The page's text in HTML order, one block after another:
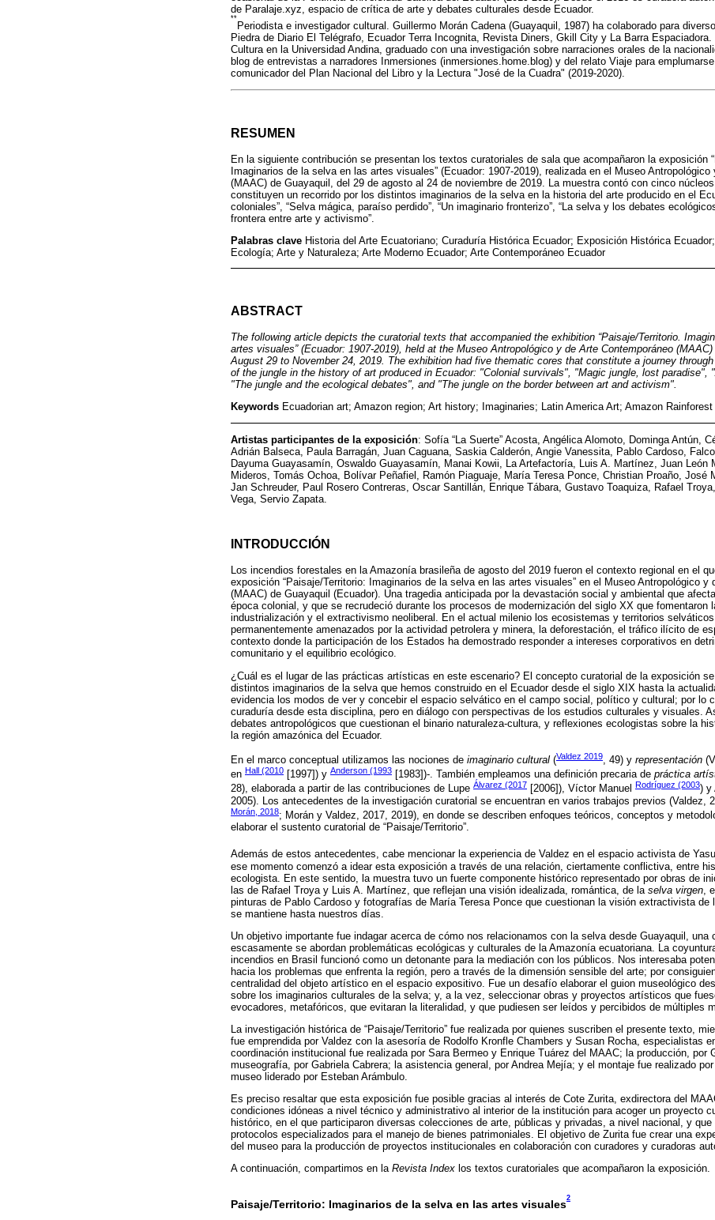
de Paralaje.xyz, espacio de crítica de arte y debates culturales desde Ecuador.
**
Periodista e investigador cultural. Guillermo Morán Cadena (Guayaquil, 1987) ha colaborado para
Piedra de Diario El Telégrafo, Ecuador Terra Incognita, Revista Diners, Gkill City y La Barra
Cultura en la Universidad Andina, graduado con una investigación sobre narraciones orales de la
blog de entrevistas a narradores Inmersiones (inmersiones.home.blog) y del relato Viaje para
comunicador del Plan Nacional del Libro y la Lectura "José de la Cuadra" (2019-2020).
RESUMEN
En la siguiente contribución se presentan los textos curatoriales de sala que acompañaron la exposición
Imaginarios de la selva en las artes visuales” (Ecuador: 1907-2019), realizada en el Museo Antropológico
(MAAC) de Guayaquil, del 29 de agosto al 24 de noviembre de 2019. La muestra contó con cinco
constituyen un recorrido por los distintos imaginarios de la selva en la historia del arte producido en el
coloniales”, “Selva mágica, paraíso perdido”, “Un imaginario fronterizo”, “La selva y los debates
frontera entre arte y activismo”.
Palabras clave Historia del Arte Ecuatoriano; Curaduría Histórica Ecuador; Exposición Histórica
Ecología; Arte y Naturaleza; Arte Moderno Ecuador; Arte Contemporáneo Ecuador
ABSTRACT
The following article depicts the curatorial texts that accompanied the exhibition “Paisaje/Territorio.
artes visuales” (Ecuador: 1907-2019), held at the Museo Antropológico y de Arte Contemporáneo
August 29 to November 24, 2019. The exhibition had five thematic cores that constitute a journey
of the jungle in the history of art produced in Ecuador: "Colonial survivals", "Magic jungle, lost paradise",
"The jungle and the ecological debates", and "The jungle on the border between art and activism".
Keywords Ecuadorian art; Amazon region; Art history; Imaginaries; Latin America Art; Amazon Rainforest
Artistas participantes de la exposición: Sofía “La Suerte” Acosta, Angélica Alomoto, Dominga Antún,
Adrián Balseca, Paula Barragán, Juan Caguana, Saskia Calderón, Angie Vanessita, Pablo Cardoso,
Dayuma Guayasamín, Oswaldo Guayasamín, Manai Kowii, La Artefactoría, Luis A. Martínez, Juan León
Mideros, Tomás Ochoa, Bolívar Peñafiel, Ramón Piaguaje, María Teresa Ponce, Christian Proaño, José
Jan Schreuder, Paul Rosero Contreras, Oscar Santillán, Enrique Tábara, Gustavo Toaquiza, Rafael
Vega, Servio Zapata.
INTRODUCCIÓN
Los incendios forestales en la Amazonía brasileña de agosto del 2019 fueron el contexto regional en el
exposición “Paisaje/Territorio: Imaginarios de la selva en las artes visuales” en el Museo Antropológico y
(MAAC) de Guayaquil (Ecuador). Una tragedia anticipada por la devastación social y ambiental que
época colonial, y que se recrudeció durante los procesos de modernización del siglo XX que fomentaron
industrialización y el extractivismo neoliberal. En el actual milenio los ecosistemas y territorios
permanentemente amenazados por la actividad petrolera y minera, la deforestación, el tráfico ilícito de
contexto donde la participación de los Estados ha demostrado responder a intereses corporativos en
comunitario y el equilibrio ecológico.
¿Cuál es el lugar de las prácticas artísticas en este escenario? El concepto curatorial de la exposición
distintos imaginarios de la selva que hemos construido en el Ecuador desde el siglo XIX hasta la
evidencia los modos de ver y concebir el espacio selvático en el campo social, político y cultural; por lo
curaduría desde esta disciplina, pero en diálogo con perspectivas de los estudios culturales y visuales.
debates antropológicos que cuestionan el binario naturaleza-cultura, y reflexiones ecologistas sobre la
la región amazónica del Ecuador.
En el marco conceptual utilizamos las nociones de imaginario cultural (Valdez 2019, 49) y representación
en Hall (2010 [1997]) y Anderson (1993 [1983])-. También empleamos una definición precaria de práctica
28), elaborada a partir de las contribuciones de Lupe Álvarez (2017 [2006]), Víctor Manuel Rodríguez (2003) y
2005). Los antecedentes de la investigación curatorial se encuentran en varios trabajos previos (Valdez,
Morán, 2018; Morán y Valdez, 2017, 2019), en donde se describen enfoques teóricos, conceptos y
elaborar el sustento curatorial de “Paisaje/Territorio”.
Además de estos antecedentes, cabe mencionar la experiencia de Valdez en el espacio activista de
ese momento comenzó a idear esta exposición a través de una relación, ciertamente conflictiva, entre
ecologista. En este sentido, la muestra tuvo un fuerte componente histórico representado por obras de
las de Rafael Troya y Luis A. Martínez, que reflejan una visión idealizada, romántica, de la selva virgen ,
pinturas de Pablo Cardoso y fotografías de María Teresa Ponce que cuestionan la visión extractivista de
se mantiene hasta nuestros días.
Un objetivo importante fue indagar acerca de cómo nos relacionamos con la selva desde Guayaquil, una
escasamente se abordan problemáticas ecológicas y culturales de la Amazonía ecuatoriana. La
incendios en Brasil funcionó como un detonante para la mediación con los públicos. Nos interesaba
hacia los problemas que enfrenta la región, pero a través de la dimensión sensible del arte; por
centralidad del objeto artístico en el espacio expositivo. Fue un desafío elaborar el guion museológico
sobre los imaginarios culturales de la selva; y, a la vez, seleccionar obras y proyectos artísticos que
evocadores, metafóricos, que evitaran la literalidad, y que pudiesen ser leídos y percibidos de múltiples
La investigación histórica de “Paisaje/Territorio” fue realizada por quienes suscriben el presente texto,
fue emprendida por Valdez con la asesoría de Rodolfo Kronfle Chambers y Susan Rocha, especialistas
coordinación institucional fue realizada por Sara Bermeo y Enrique Tuárez del MAAC; la producción, por
museografía, por Gabriela Cabrera; la asistencia general, por Andrea Mejía; y el montaje fue realizado
museo liderado por Esteban Arámbulo.
Es preciso resaltar que esta exposición fue posible gracias al interés de Cote Zurita, exdirectora del
condiciones idóneas a nivel técnico y administrativo al interior de la institución para acoger un proyecto
histórico, en el que participaron diversas colecciones de arte, públicas y privadas, a nivel nacional, y
protocolos especializados para el manejo de bienes patrimoniales. El objetivo de Zurita fue crear una
del museo para la producción de proyectos institucionales en colaboración con curadores y curadoras
A continuación, compartimos en la Revista Index los textos curatoriales que acompañaron la exposición.
Paisaje/Territorio: Imaginarios de la selva en las artes visuales
2